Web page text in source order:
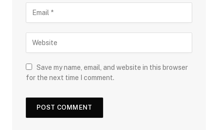
Save my name, email, and website in this browser
for the next time I comment.